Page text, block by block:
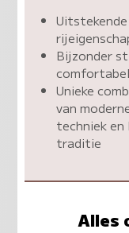
Uitstekende
Bijzonder
comfortabel
Unieke
van
techniek en
traditie
Alles